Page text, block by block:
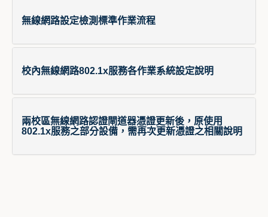
無線網路設定檢測標準作業流程
校內無線網路802.1x服務各作業系統設定說明
兩校區無線網路認證閘道器憑證更新後，原使用
802.1x服務之部分設備，需再次更新憑證之相關說明